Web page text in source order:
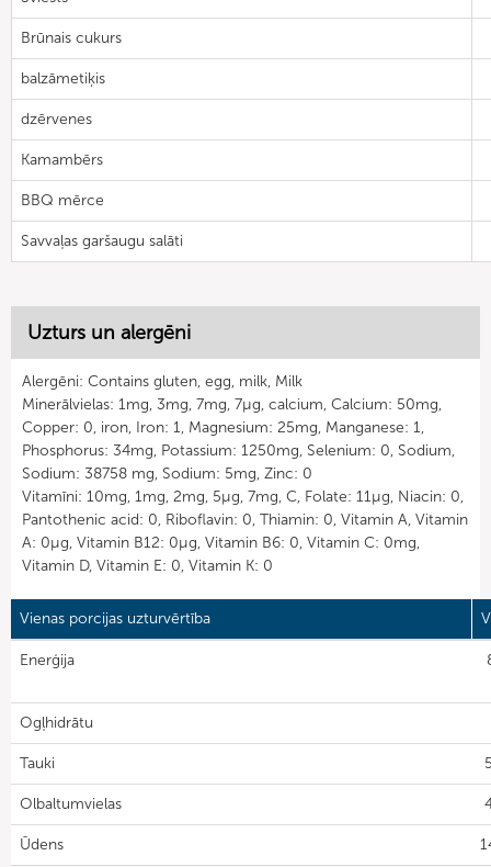
Brūnais cukurs
balzāmetiķis
dzērvenes
Kamambērs
BBQ mērce
Savvaļas garšaugu salāti
Uzturs un alergēni
Alergēni: Contains gluten, egg, milk, Milk
Minerālvielas: 1mg, 3mg, 7mg, 7µg, calcium, Calcium: 50mg,
Copper: 0, iron, Iron: 1, Magnesium: 25mg, Manganese: 1,
Phosphorus: 34mg, Potassium: 1250mg, Selenium: 0, Sodium,
Sodium: 38758 mg, Sodium: 5mg, Zinc: 0
Vitamīni: 10mg, 1mg, 2mg, 5µg, 7mg, C, Folate: 11µg, Niacin: 0,
Pantothenic acid: 0, Riboflavin: 0, Thiamin: 0, Vitamin A, Vitamin
A: 0µg, Vitamin B12: 0µg, Vitamin B6: 0, Vitamin C: 0mg,
Vitamin D, Vitamin E: 0, Vitamin K: 0
Vienas porcijas uzturvērtība
Enerģija
Ogļhidrātu
Tauki
Olbaltumvielas
Ūdens